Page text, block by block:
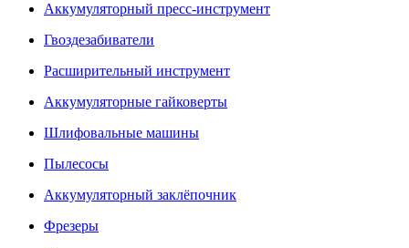
Аккумуляторный пресс-инструмент
Гвоздезабиватели
Расширительный инструмент
Аккумуляторные гайковерты
Шлифовальные машины
Пылесосы
Аккумуляторный заклёпочник
Фрезеры